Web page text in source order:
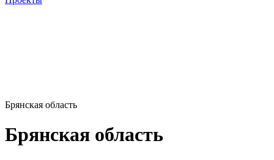
Брянская область
Брянская область